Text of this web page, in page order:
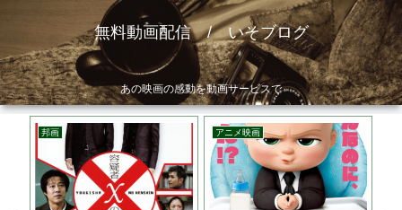
無料動画配信 / いそブログ
あの映画の感動を動画サービスで
邦画 アニメ映画